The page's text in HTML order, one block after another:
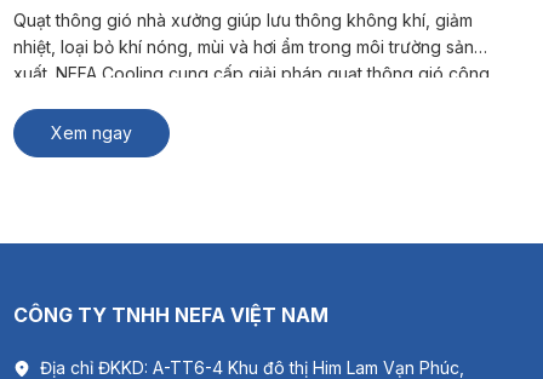
Quạt thông gió nhà xưởng giúp lưu thông không khí, giảm
nhiệt, loại bỏ khí nóng, mùi và hơi ẩm trong môi trường sản
xuất. NEFA Cooling cung cấp giải pháp quạt thông gió công
Xem thêm: Thông gió biệt thự Quạt […]
Xem ngay
CÔNG TY TNHH NEFA VIỆT NAM
Địa chỉ ĐKKD: A-TT6-4 Khu đô thị Him Lam Vạn Phúc,